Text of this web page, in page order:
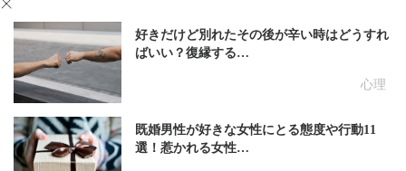
心理
好きだけど別れたその後が辛い時はどうすれ
ばいい？復縁する…
既婚男性が好きな女性にとる態度や行動11
選！惹かれる女性…